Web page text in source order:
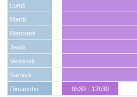
Lundi
Mardi
Mercredi
Jeudi
Vendredi
Samedi
Dimanche
9h30 - 12h30